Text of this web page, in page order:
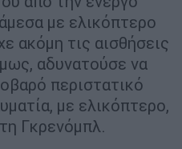
με ελικόπτερο
ακόμη τις αισθήσεις
αδυνατούσε να
περιστατικό
με ελικόπτερο,
Γκρενόμπλ.